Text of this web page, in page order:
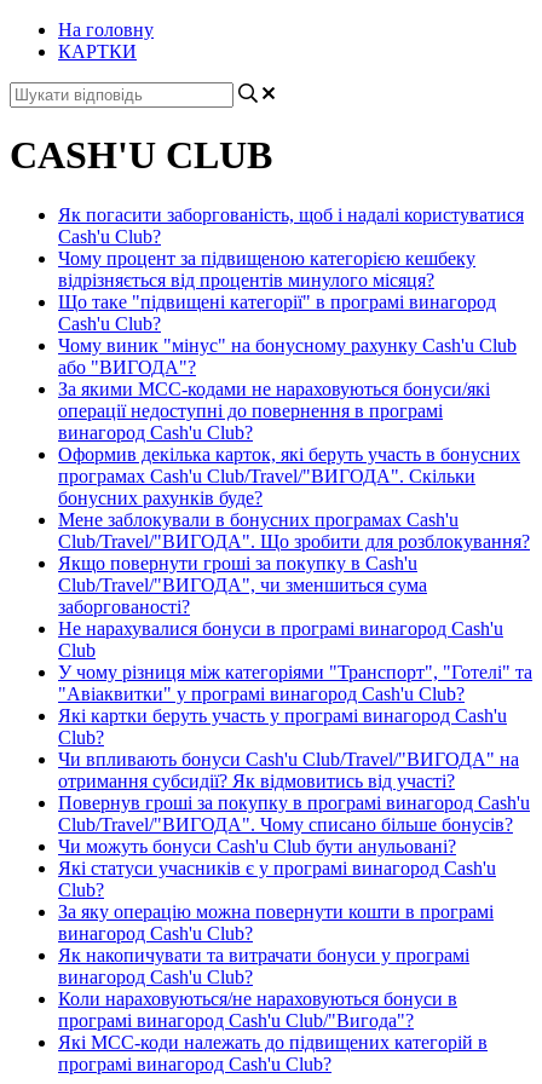
На головну
КАРТКИ
CASH'U CLUB
Як погасити заборгованість, щоб і надалі користуватися
Cash'u Club?
Чому процент за підвищеною категорією кешбеку
відрізняється від процентів минулого місяця?
Що таке "підвищені категорії" в програмі винагород
Cash'u Club?
Чому виник "мінус" на бонусному рахунку Cash'u Club
або "ВИГОДА"?
За якими МСС-кодами не нараховуються бонуси/які
операції недоступні до повернення в програмі
винагород Cash'u Club?
Оформив декілька карток, які беруть участь в бонусних
програмах Cash'u Club/Travel/"ВИГОДА". Скільки
бонусних рахунків буде?
Мене заблокували в бонусних програмах Cash'u
Club/Travel/"ВИГОДА". Що зробити для розблокування?
Якщо повернути гроші за покупку в Cash'u
Club/Travel/"ВИГОДА", чи зменшиться сума
заборгованості?
Не нарахувалися бонуси в програмі винагород Cash'u
Club
У чому різниця між категоріями "Транспорт", "Готелі" та
"Авіаквитки" у програмі винагород Cash'u Club?
Які картки беруть участь у програмі винагород Cash'u
Club?
Чи впливають бонуси Cash'u Club/Travel/"ВИГОДА" на
отримання субсидії? Як відмовитись від участі?
Повернув гроші за покупку в програмі винагород Cash'u
Club/Travel/"ВИГОДА". Чому списано більше бонусів?
Чи можуть бонуси Cash'u Club бути анульовані?
Які статуси учасників є у програмі винагород Cash'u
Club?
За яку операцію можна повернути кошти в програмі
винагород Cash'u Club?
Як накопичувати та витрачати бонуси у програмі
винагород Cash'u Club?
Коли нараховуються/не нараховуються бонуси в
програмі винагород Cash'u Club/"Вигода"?
Які МСС-коди належать до підвищених категорій в
програмі винагород Cash'u Club?